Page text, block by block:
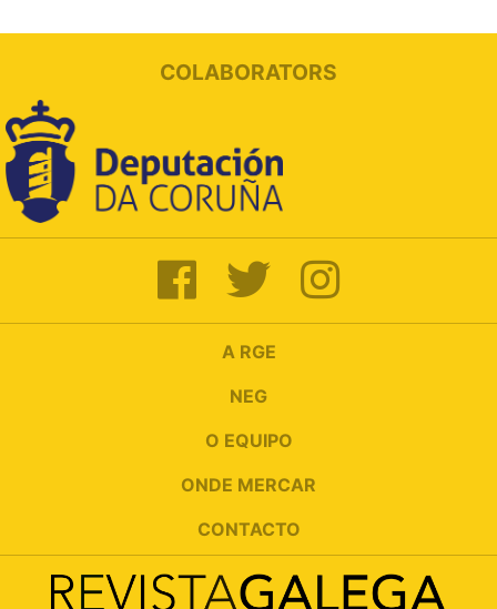
COLABORATORS
A RGE
NEG
O EQUIPO
ONDE MERCAR
CONTACTO